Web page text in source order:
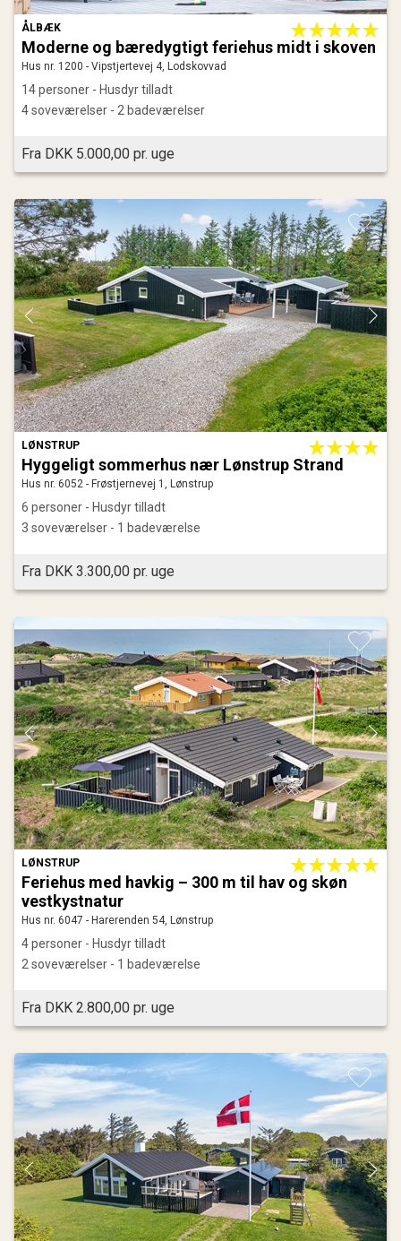
ÅLBÆK
Moderne og bæredygtigt feriehus midt i skoven
Hus nr. 1200 - Vipstjertevej 4, Lodskovvad
14 personer - Husdyr tilladt
4 soveværelser - 2 badeværelser
Fra DKK 5.000,00 pr. uge
LØNSTRUP
Hyggeligt sommerhus nær Lønstrup Strand
Hus nr. 6052 - Frøstjernevej 1, Lønstrup
6 personer - Husdyr tilladt
3 soveværelser - 1 badeværelse
Fra DKK 3.300,00 pr. uge
LØNSTRUP
Feriehus med havkig – 300 m til hav og skøn
vestkystnatur
Hus nr. 6047 - Harerenden 54, Lønstrup
4 personer - Husdyr tilladt
2 soveværelser - 1 badeværelse
Fra DKK 2.800,00 pr. uge